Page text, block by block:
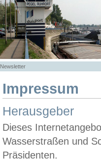
Newsletter
Impressum
Herausgeber
Dieses
Wasserstraßen und
Präsidenten.